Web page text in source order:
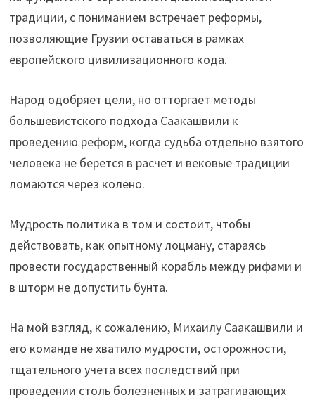
традиции, с пониманием встречает реформы,
позволяющие Грузии оставаться в рамках
европейского цивилизационного кода.
Народ одобряет цели, но отторгает методы
большевистского подхода Саакашвили к
проведению реформ, когда судьба отдельно взятого
человека не берется в расчет и вековые традиции
ломаются через колено.
Мудрость политика в том и состоит, чтобы
действовать, как опытному лоцману, стараясь
провести государственный корабль между рифами и
в шторм не допустить бунта.
На мой взгляд, к сожалению, Михаилу Саакашвили и
его команде не хватило мудрости, осторожности,
тщательного учета всех последствий при
проведении столь болезненных и затрагивающих